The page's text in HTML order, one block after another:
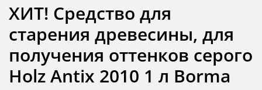
ХИТ! Средство для
старения древесины, для
получения оттенков серого
Holz Antix 2010 1 л Borma